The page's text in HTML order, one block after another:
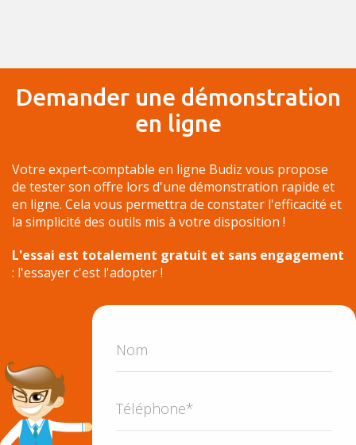
Demander une démonstration
en ligne
Votre expert-comptable en ligne Budiz vous propose
de tester son offre lors d'une démonstration rapide et
en ligne. Cela vous permettra de constater l'efficacité et
la simplicité des outils mis à votre disposition !
L'essai est totalement gratuit et sans engagement
: l'essayer c'est l'adopter !